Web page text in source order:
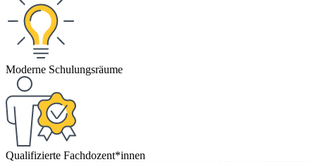
Moderne Schulungsräume
Qualifizierte Fachdozent*innen